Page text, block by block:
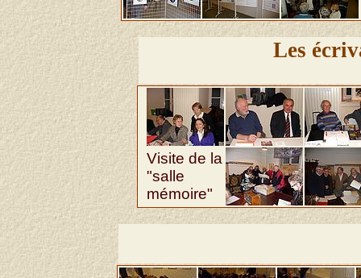
Les
Visite de la
"salle
mémoire"